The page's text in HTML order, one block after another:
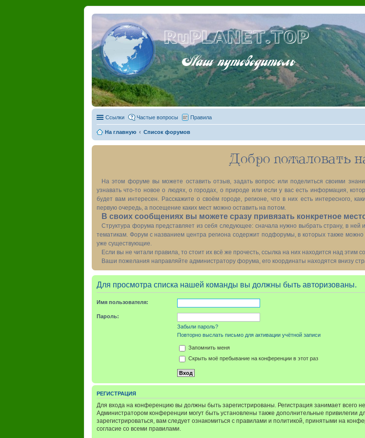
RuPLANET.TOP
Наш путеводитель
Ссылки Частые вопросы Правила
На главную Список форумов
Добро пожаловать
На этом форуме вы можете оставить отзыв, задать вопрос или поделиться своими
узнавать что-то новое о людях, о городах, о природе или если у вас есть информация,
будет вам интересен. Расскажите о своём городе, регионе, что в них есть интересного,
первую очередь, а посещение каких мест можно оставить на потом.
В своих сообщениях вы можете сразу привязать конкретное
Структура форума представляет из себя следующее: сначала нужно выбрать страну, в
тематикам. Форум с названием центра региона содержит подфорумы, в которых также
уже существующие.
Если вы не читали правила, то стоит их всё же прочесть, ссылка на них находится над этим
Ваши пожелания направляйте администратору форума, его координаты находятся внизу
Для просмотра списка нашей команды вы должны быть авторизованы.
Имя пользователя:
Пароль:
Забыли пароль?
Повторно выслать письмо для активации учётной записи
Запомнить меня
Скрыть моё пребывание на конференции в этот раз
РЕГИСТРАЦИЯ
Для входа на конференцию вы должны быть зарегистрированы. Регистрация занимает всего
Администратором конференции могут быть установлены также дополнительные привилегии
зарегистрироваться, вам следует ознакомиться с правилами и политикой, принятыми на
согласие со всеми правилами.